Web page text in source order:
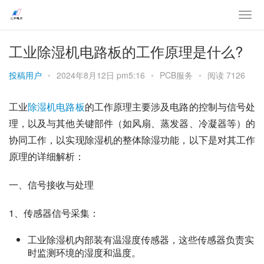
工业除湿机电路板的工作原理是什么?
投稿用户 • 2024年8月12日 pm5:16 • PCB服务 • 阅读 7126
工业除湿机电路板的工作原理主要涉及电路的控制与信号处
理，以及与其他关键部件（如风扇、蒸发器、冷凝器等）的
协同工作，以实现除湿机的整体除湿功能，以下是对其工作
原理的详细解析：
一、信号接收与处理
1、传感器信号采集：
工业除湿机内部装有温湿度传感器，这些传感器负责实
时监测环境的湿度和温度。